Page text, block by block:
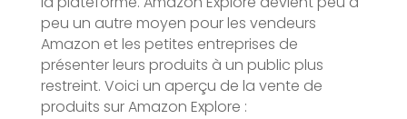
peu un autre moyen pour les vendeurs
Amazon et les petites entreprises de
présenter leurs produits à un public plus
restreint. Voici un aperçu de la vente de
produits sur Amazon Explore :